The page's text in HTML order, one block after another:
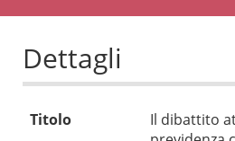
Dettagli
Titolo
Il dibattito